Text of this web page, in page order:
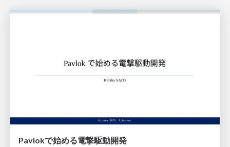
Pavlokで始める電撃駆動開発